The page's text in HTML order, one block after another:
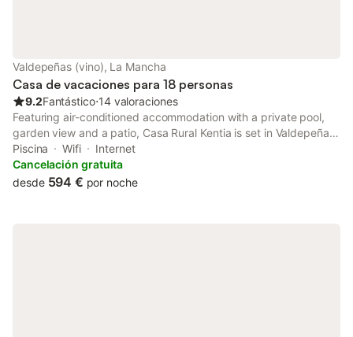
Valdepeñas (vino), La Mancha
Casa de vacaciones para 18 personas
9.2Fantástico⋅14 valoraciones
Featuring air-conditioned accommodation with a private pool,
garden view and a patio, Casa Rural Kentia is set in Valdepeñas.
Boasting a shared kitchen, this property also provides guests
with a picnic area.
Piscina Wifi
Internet
Cancelación gratuita
desde 594 € por noche